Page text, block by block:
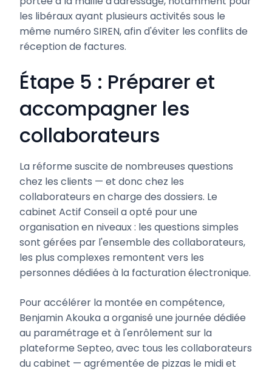
les libéraux ayant plusieurs activités sous le
même numéro SIREN, afin d'éviter les conflits de
réception de factures.
Étape 5 : Préparer et
accompagner les
collaborateurs
La réforme suscite de nombreuses questions
chez les clients — et donc chez les
collaborateurs en charge des dossiers. Le
cabinet Actif Conseil a opté pour une
organisation en niveaux : les questions simples
sont gérées par l'ensemble des collaborateurs,
les plus complexes remontent vers les
personnes dédiées à la facturation électronique.
Pour accélérer la montée en compétence,
Benjamin Akouka a organisé une journée dédiée
au paramétrage et à l'enrôlement sur la
plateforme Septeo, avec tous les collaborateurs
du cabinet — agrémentée de pizzas le midi et